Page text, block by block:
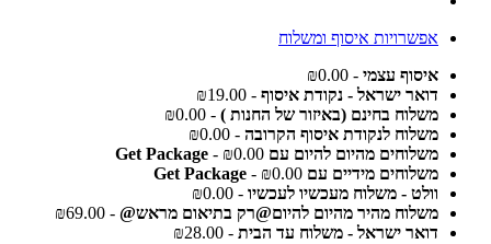
אפשרויות איסוף ומשלוח
איסוף עצמי - ₪0.00
דואר ישראל - נקודת איסוף - ₪19.00
משלוח בחינם (באיזור של החנות ) - ₪0.00
משלוח לנקודת איסוף הקרובה - ₪0.00
משלוחים מהיום להיום עם Get Package - ₪0.00
משלוחים מידיים עם Get Package - ₪0.00
וולט - משלוח מעכשיו לעכשיו - ₪0.00
משלוח מהיר מהיום להיום@רק בתיאום מראש@ - ₪69.00
דואר ישראל - משלוח עד הבית - ₪28.00